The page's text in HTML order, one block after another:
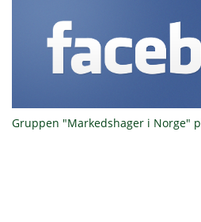
Gruppen "Markedshager i Norge"